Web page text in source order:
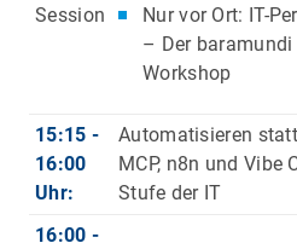
Session
Nur vor Ort: IT-
– Der
Workshop
15:15 -
16:00
Uhr:
Automatisieren
MCP, n8n und Vibe
Stufe der IT
16:00 -